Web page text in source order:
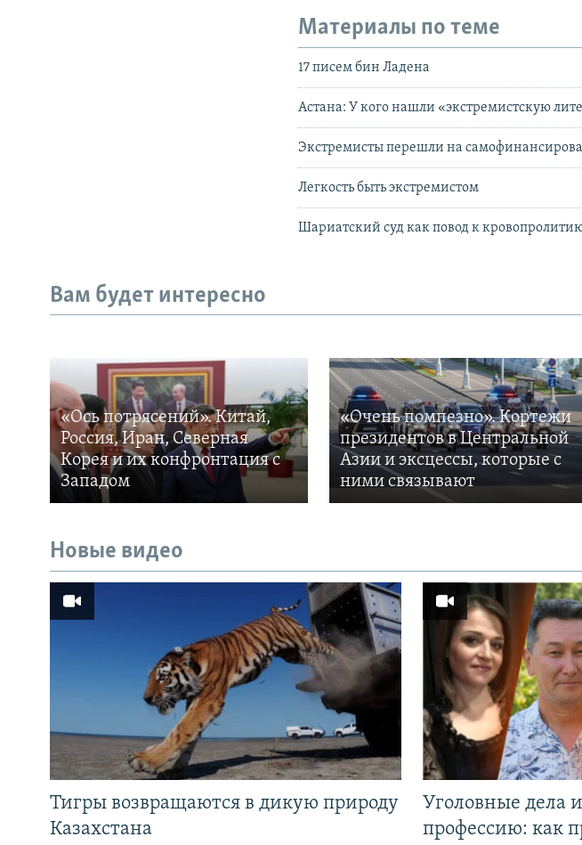
Материалы по теме
17 писем бин Ладена
Астана: У кого нашли «экстремистскую
Экстремисты перешли на
Легкость быть экстремистом
Шариатский суд как повод к
Вам будет интересно
«Ось потрясений». Китай,
Россия, Иран, Северная
Корея и их конфронтация с
Западом
«Очень помпезно». Кортежи
президентов в Центральной
Азии и эксцессы, которые с
ними связывают
Новые видео
Тигры возвращаются в дикую природу
Казахстана
Уголовные дела
профессию: как